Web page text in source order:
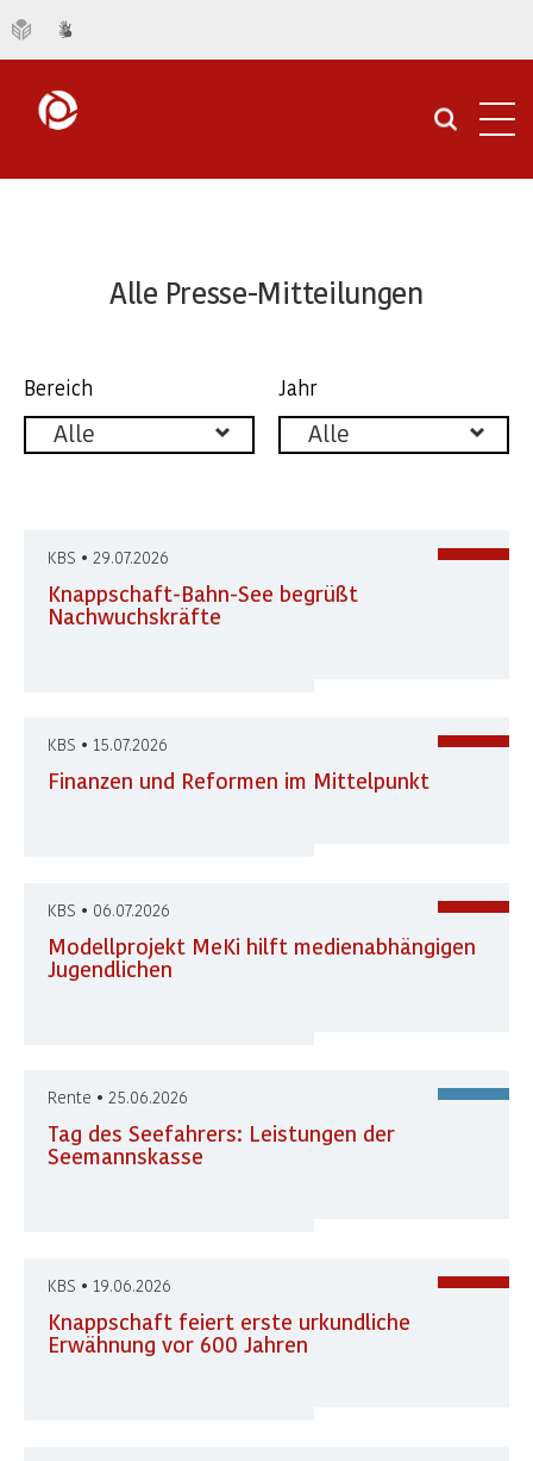
Überblick
Bahn-
See
Mitteilungen
Alle Presse-Mitteilungen
Facettierung
der
Pressemitteilungen
Bereich
Alle
Jahr
Alle
KBS • 29.07.2026
Knappschaft-Bahn-See begrüßt
Nachwuchskräfte
KBS • 15.07.2026
Finanzen und Reformen im Mittelpunkt
KBS • 06.07.2026
Modellprojekt MeKi hilft medienabhängigen
Jugendlichen
Rente • 25.06.2026
Tag des Seefahrers: Leistungen der
Seemannskasse
KBS • 19.06.2026
Knappschaft feiert erste urkundliche
Erwähnung vor 600 Jahren